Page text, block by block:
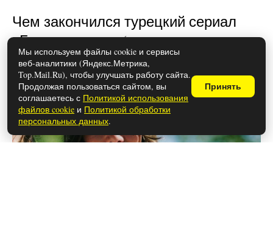
Чем закончился турецкий сериал
«Беззащитные» (осторожно,
спойлеры!)
Мы используем файлы cookie и сервисы
веб-аналитики (Яндекс.Метрика,
Top.Mail.Ru), чтобы улучшать работу сайта.
Продолжая пользоваться сайтом, вы
соглашаетесь с Политикой использования
файлов cookie и Политикой обработки
персональных данных.
Принять